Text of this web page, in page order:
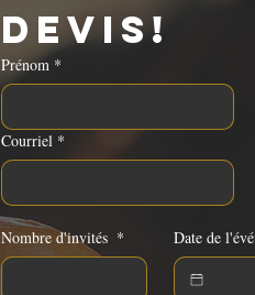
devis!
Prénom *
Courriel *
Nombre d'invités * Date de